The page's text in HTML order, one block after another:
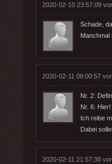
2020-02-10 23:57:09
Schade,
Manchmal
2020-02-11 08:00:57
Nr. 2:
Nr. 6:
Ich reibe
Dabei
2020-02-11 21:57:38